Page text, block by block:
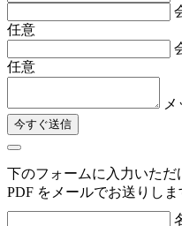
任意
任意
今すぐ送信
下のフォームに入力いた
PDF をメールでお送りしま